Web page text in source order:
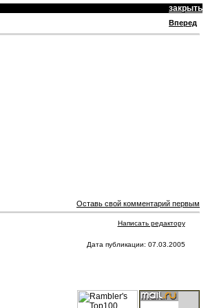
закрыть
Вперед
Оставь свой комментарий первым
Написать редактору
Дата публикации: 07.03.2005